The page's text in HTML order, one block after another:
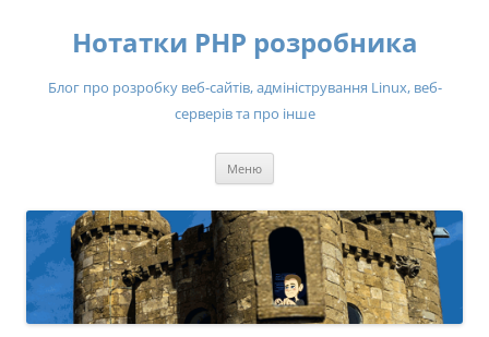
Нотатки PHP розробника
Блог про розробку веб-сайтів, адміністрування Linux, веб-
серверів та про інше
Меню